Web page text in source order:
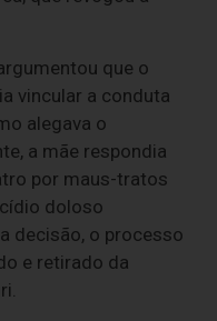
que o
vincular a conduta
alegava o
a mãe respondia
por maus-tratos
doloso
decisão, o processo
e retirado da